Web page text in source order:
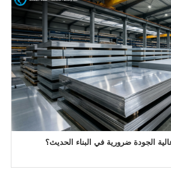
الجودة ضرورية في البناء الحديث؟